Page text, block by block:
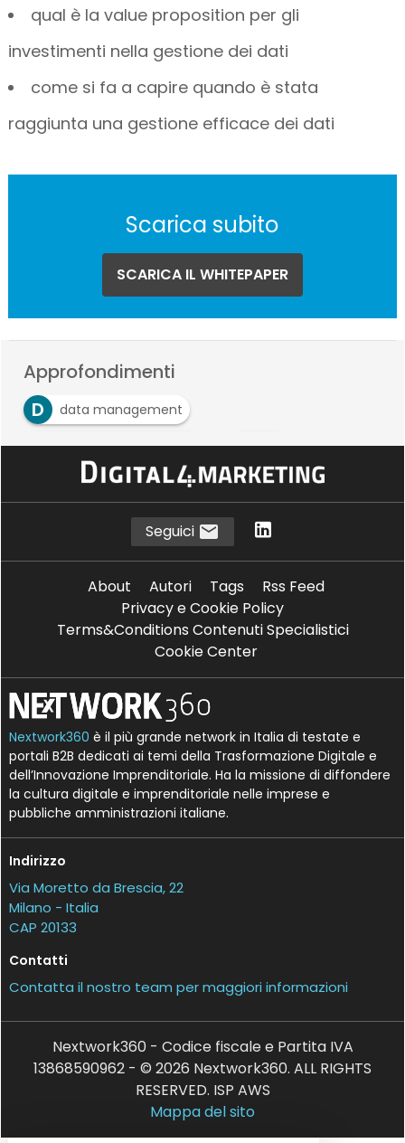
qual è la value proposition per gli
investimenti nella gestione dei dati
come si fa a capire quando è stata
raggiunta una gestione efficace dei dati
Scarica subito
SCARICA IL WHITEPAPER
Approfondimenti
D
data management
D digital transformation P PMI
value proposition
Seguici
About Autori Tags
Rss Feed
Privacy e Cookie Policy
Terms&Conditions Contenuti Specialistici
Cookie Center
Nextwork360 è il più grande network in Italia di testate e
portali B2B dedicati ai temi della Trasformazione Digitale e
dell’Innovazione Imprenditoriale. Ha la missione di diffondere
la cultura digitale e imprenditoriale nelle imprese e
pubbliche amministrazioni italiane.
Indirizzo
Via Moretto da Brescia, 22
Milano - Italia
CAP 20133
Contatti
Contatta il nostro team per maggiori informazioni
Nextwork360 - Codice fiscale e Partita IVA
13868590962 - © 2026 Nextwork360. ALL RIGHTS
RESERVED. ISP AWS
Mappa del sito